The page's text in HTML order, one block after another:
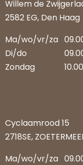
Willem de
2582 EG, Den Haag
Ma/wo/vr/za
Di/do
Zondag
Cyclaamrood 15
2718SE,
Ma/wo/vr/za